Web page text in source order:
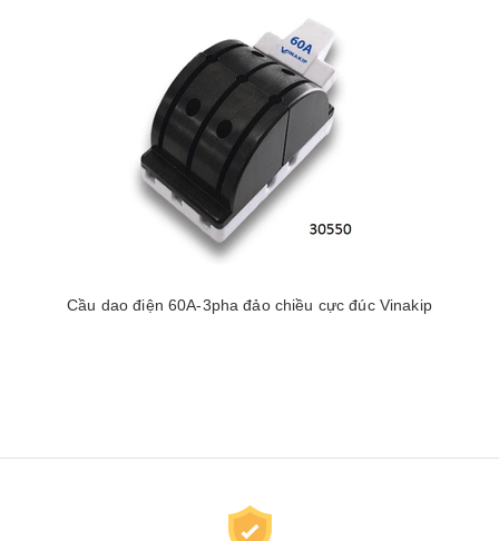
Cầu dao điện 60A-3pha đảo chiều cực đúc Vinakip